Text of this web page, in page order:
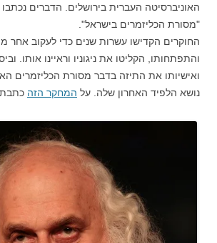
האוניברסיטה העברית בירושלים. הדברים
"מסורת הכליזמרים בישראל".
החוקרים הקדישו עשרות שנים כדי לעקוב אחר
והתפתחותו, הקליטו את ניגוניו וראיינו אותו.
ואישיותו את התיזה בדבר מסורת הכליזמרים
נושא הלפיד האחרון שלה. על המחקר הזה כתבתי